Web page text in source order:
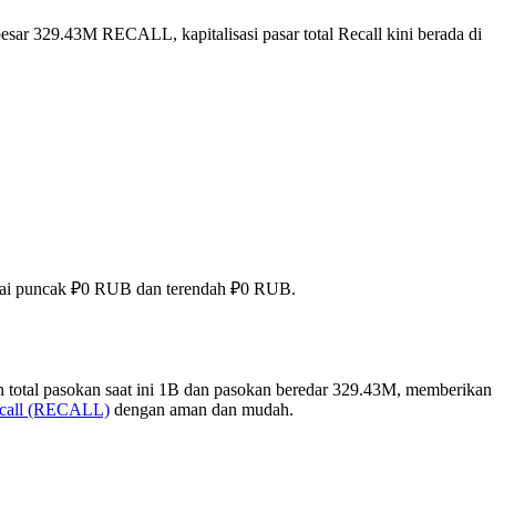
329.43M RECALL, kapitalisasi pasar total Recall kini berada di
puncak ₽0 RUB dan terendah ₽0 RUB.
pasokan saat ini 1B dan pasokan beredar 329.43M, memberikan
(RECALL) dengan aman dan mudah.